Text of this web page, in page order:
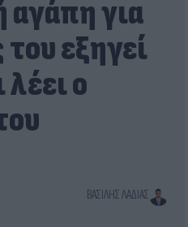
αγάπη για
εξηγεί
ο
ΒΑΣΊΛΗΣ ΛΑΔΙΆΣ